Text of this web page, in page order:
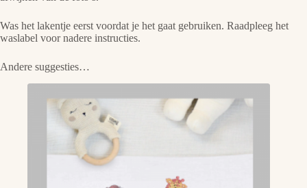
Was het lakentje eerst voordat je het gaat gebruiken. Raadpleeg het
waslabel voor nadere instructies.
Andere suggesties…